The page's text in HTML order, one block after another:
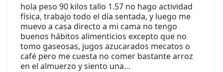
hola peso 90 kilos tallo 1.57 no hago actividad
física, trabajo todo el día sentada, y luego me
muevo a casa directo a mi cama no tengo
buenos hábitos alimenticios excepto que no
tomo gaseosas, jugos azucarados mecatos o
café pero me cuesta no comer bastante arroz
en el almuerzo y siento una…